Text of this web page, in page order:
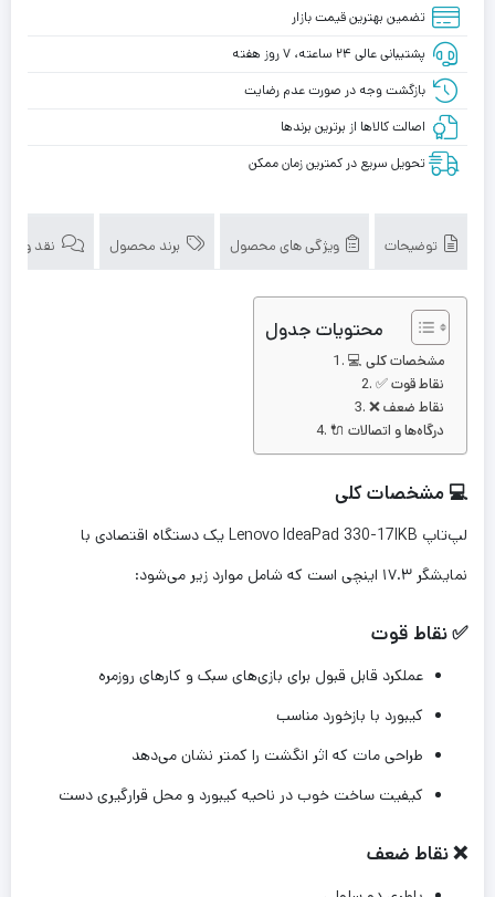
تضمین بهترین قیمت بازار
پشتیبانی عالی ۲۴ ساعته، ۷ روز هفته
بازگشت وجه در صورت عدم رضایت
اصالت کالاها از برترین برندها
تحویل سریع در کمترین زمان ممکن
توضیحات ویژگی های محصول برند محصول نقد و
محتویات جدول
💻 مشخصات کلی
✅ نقاط قوت
❌ نقاط ضعف
🔌 درگاه‌ها و اتصالات
💻 مشخصات کلی
لپ‌تاپ Lenovo IdeaPad 330-17IKB یک دستگاه اقتصادی با
نمایشگر ۱۷.۳ اینچی است که شامل موارد زیر می‌شود:
✅ نقاط قوت
عملکرد قابل قبول برای بازی‌های سبک و کارهای روزمره
کیبورد با بازخورد مناسب
طراحی مات که اثر انگشت را کمتر نشان می‌دهد
کیفیت ساخت خوب در ناحیه کیبورد و محل قرارگیری دست
❌ نقاط ضعف